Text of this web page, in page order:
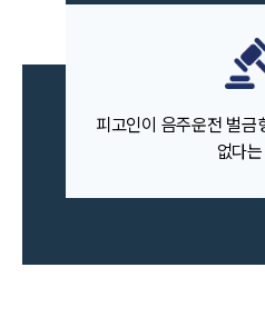
업무
음주교통사고
전
음주운전·교통사
피고인이 음주운전 벌금
없다